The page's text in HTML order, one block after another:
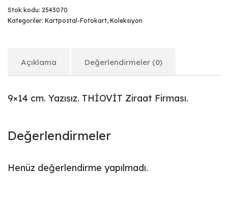
Stok kodu: 2543070
Kategoriler: Kartpostal-Fotokart, Koleksiyon
Açıklama Değerlendirmeler (0)
9×14 cm. Yazısız. THİOVİT Ziraat Firması.
Değerlendirmeler
Henüz değerlendirme yapılmadı.